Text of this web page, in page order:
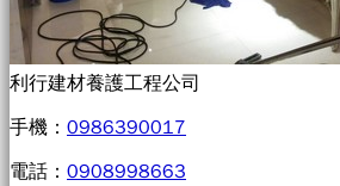
利行建材養護工程公司
手機： 0986390017
電話： 0908998663